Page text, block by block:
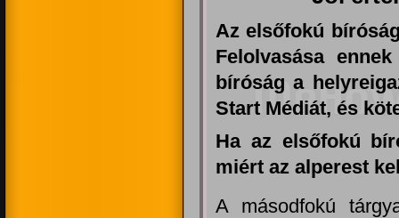
Az elsőfokú
Felolvasása
bíróság a
Start Médiát, és
Ha az elsőfokú
miért az alperest
A másodfokú